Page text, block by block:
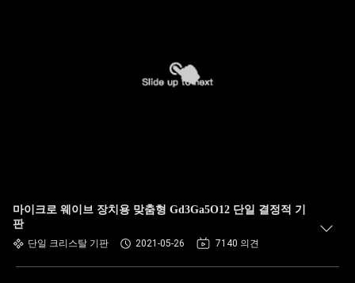
마이크로 웨이브 장치용 맞춤형 Gd3Ga5O12 단일 결정적 기
판
단일 크리스탈 기판 2021-05-26 7140 의견